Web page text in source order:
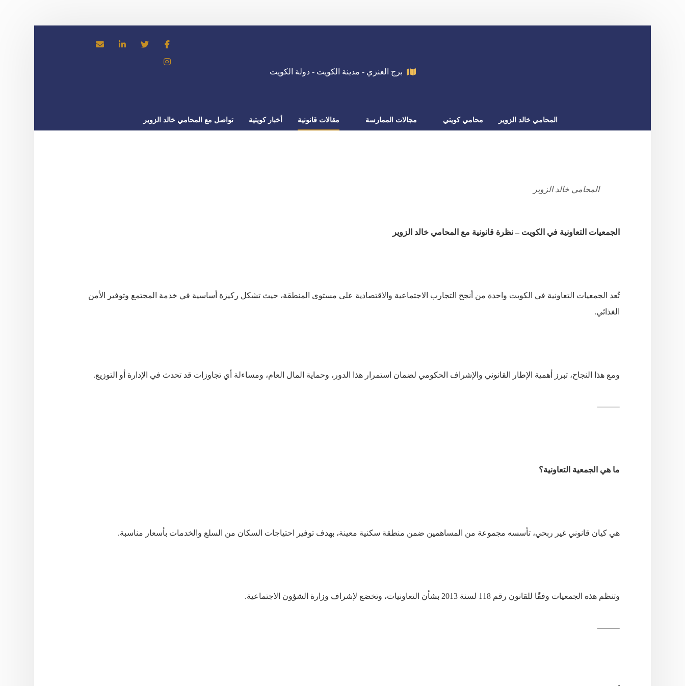
برج العنزي - مدينة الكويت - دولة الكويت
المحامي خالد الزوير محامي كويتي مجالات الممارسة مقالات قانونية أخبار كويتية تواصل مع المحامي خالد الزوير
المحامي خالد الزوير
الجمعيات التعاونية في الكويت – نظرة قانونية مع المحامي خالد الزوير
تُعد الجمعيات التعاونية في الكويت واحدة من أنجح التجارب الاجتماعية والاقتصادية على مستوى المنطقة، حيث تشكل ركيزة أساسية في خدمة المجتمع وتوفير
الأمن
الغذائي.
ومع هذا النجاح، تبرز أهمية الإطار القانوني والإشراف الحكومي لضمان استمرار هذا الدور، وحماية المال العام، ومساءلة أي تجاوزات قد تحدث في الإدارة أو التوزيع.
⸻
ما هي الجمعية التعاونية؟
هي كيان قانوني غير ربحي، تأسسه مجموعة من المساهمين ضمن منطقة سكنية معينة، بهدف توفير احتياجات السكان من السلع والخدمات بأسعار مناسبة.
وتنظم هذه الجمعيات وفقًا للقانون رقم لسنة بشأن التعاونيات، وتخضع لإشراف وزارة الشؤون الاجتماعية.
⸻